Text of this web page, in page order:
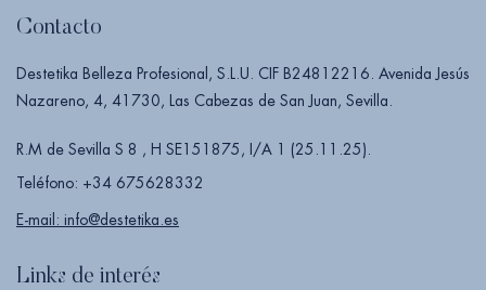
Contacto
Destetika Belleza Profesional, S.L.U. CIF B24812216. Avenida Jesús
Nazareno, 4, 41730, Las Cabezas de San Juan, Sevilla.
R.M de Sevilla S 8 , H SE151875, I/A 1 (25.11.25).
Teléfono: +34 675628332
E-mail: info@destetika.es
Links de interés